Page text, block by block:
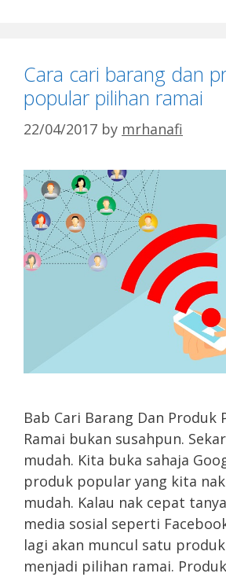
Cara cari barang dan
popular pilihan ramai
22/04/2017 by mrhanafi
Bab Cari Barang Dan Produk
Ramai bukan susahpun.
mudah. Kita buka sahaja
produk popular yang kita
mudah. Kalau nak cepat
media sosial seperti
lagi akan muncul satu
menjadi pilihan ramai.